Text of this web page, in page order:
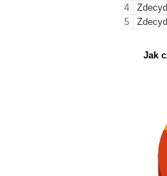
4
5
Jak